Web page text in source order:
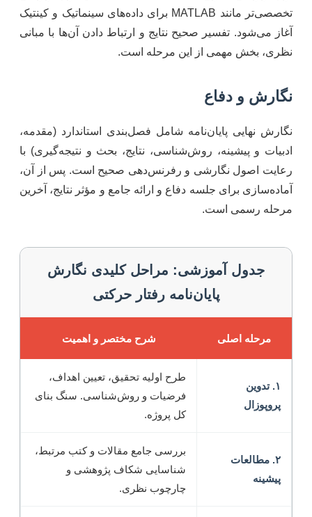
تخصصی‌تر مانند MATLAB برای داده‌های سینماتیک و کینتیک
آغاز می‌شود. تفسیر صحیح نتایج و ارتباط دادن آن‌ها با مبانی
نظری، بخش مهمی از این مرحله است.
نگارش و دفاع
نگارش نهایی پایان‌نامه شامل فصل‌بندی استاندارد (مقدمه،
ادبیات و پیشینه، روش‌شناسی، نتایج، بحث و نتیجه‌گیری) با
رعایت اصول نگارشی و رفرنس‌دهی صحیح است. پس از آن،
آماده‌سازی برای جلسه دفاع و ارائه جامع و مؤثر نتایج، آخرین
مرحله رسمی است.
جدول آموزشی: مراحل کلیدی نگارش
پایان‌نامه رفتار حرکتی
مرحله اصلی شرح مختصر و اهمیت
۱. تدوین
پروپوزال
طرح اولیه تحقیق، تعیین اهداف،
فرضیات و روش‌شناسی. سنگ بنای
کل پروژه.
۲. مطالعات
پیشینه
بررسی جامع مقالات و کتب مرتبط،
شناسایی شکاف پژوهشی و
چارچوب نظری.